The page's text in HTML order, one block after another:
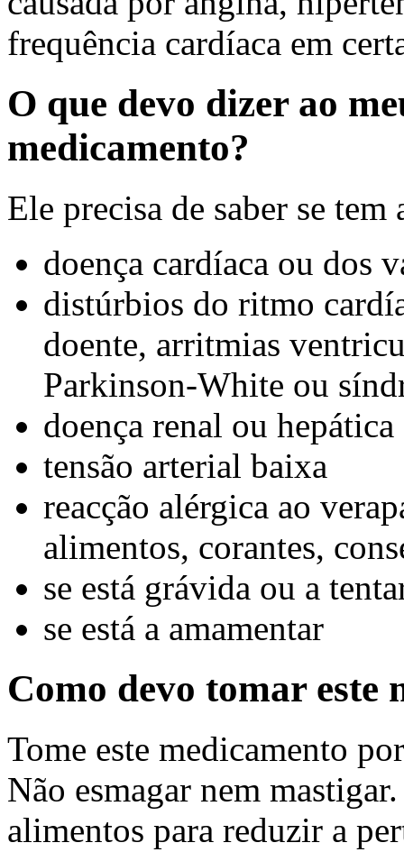
frequência cardíaca em
O que devo dizer ao
medicamento?
Ele precisa de saber se
doença cardíaca ou dos
distúrbios do ritmo
doente, arritmias
Parkinson-White ou
doença renal ou hepática
tensão arterial baixa
reacção alérgica ao
alimentos, corantes,
se está grávida ou a
se está a amamentar
Como devo tomar este
Tome este medicamento
Não esmagar nem
alimentos para reduzir a